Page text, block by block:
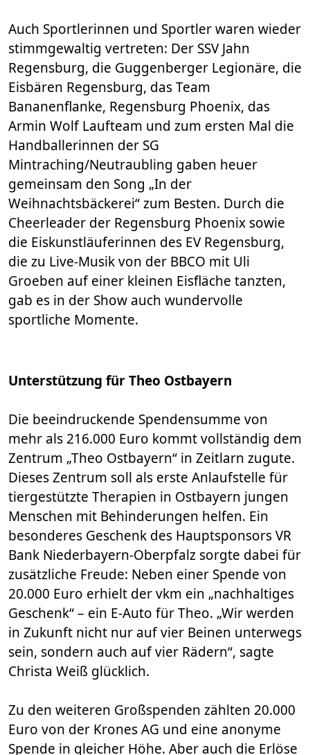
Auch Sportlerinnen und Sportler waren wieder
stimmgewaltig vertreten: Der SSV Jahn
Regensburg, die Guggenberger Legionäre, die
Eisbären Regensburg, das Team
Bananenflanke, Regensburg Phoenix, das
Armin Wolf Laufteam und zum ersten Mal die
Handballerinnen der SG
Mintraching/Neutraubling gaben heuer
gemeinsam den Song „In der
Weihnachtsbäckerei“ zum Besten. Durch die
Cheerleader der Regensburg Phoenix sowie
die Eiskunstläuferinnen des EV Regensburg,
die zu Live-Musik von der BBCO mit Uli
Groeben auf einer kleinen Eisfläche tanzten,
gab es in der Show auch wundervolle
sportliche Momente.
Unterstützung für Theo Ostbayern
Die beeindruckende Spendensumme von
mehr als 216.000 Euro kommt vollständig dem
Zentrum „Theo Ostbayern“ in Zeitlarn zugute.
Dieses Zentrum soll als erste Anlaufstelle für
tiergestützte Therapien in Ostbayern jungen
Menschen mit Behinderungen helfen. Ein
besonderes Geschenk des Hauptsponsors VR
Bank Niederbayern-Oberpfalz sorgte dabei für
zusätzliche Freude: Neben einer Spende von
20.000 Euro erhielt der vkm ein „nachhaltiges
Geschenk“ – ein E-Auto für Theo. „Wir werden
in Zukunft nicht nur auf vier Beinen unterwegs
sein, sondern auch auf vier Rädern“, sagte
Christa Weiß glücklich.
Zu den weiteren Großspenden zählten 20.000
Euro von der Krones AG und eine anonyme
Spende in gleicher Höhe. Aber auch die Erlöse